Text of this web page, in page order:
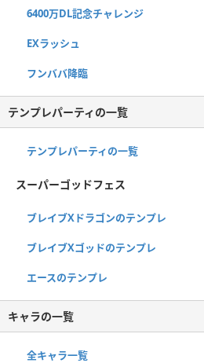
6400万DL記念チャレンジ
EXラッシュ
フンババ降臨
テンプレパーティの一覧
テンプレパーティの一覧
スーパーゴッドフェス
ブレイブXドラゴンのテンプレ
ブレイブXゴッドのテンプレ
エースのテンプレ
キャラの一覧
全キャラ一覧